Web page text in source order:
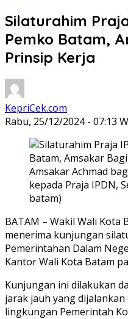
Silaturahim
Pemko Batam,
Prinsip Kerja
KepriCek.com
Rabu, 25/12/2024 - 07:13
Amsakar Achmad
kepada Praja IPDN,
batam)
BATAM – Wakil Wali Kota
menerima kunjungan
Pemerintahan Dalam
Kantor Wali Kota Batam
Kunjungan ini dilakukan
jarak jauh yang
lingkungan Pemerintah